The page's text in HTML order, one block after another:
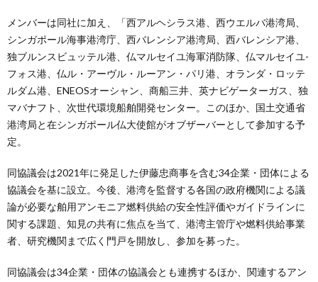
メンバーは同社に加え、「西アルヘシラス港、西ウエルバ港湾局、
シンガポール海事港湾庁、西バレンシア港湾局、西バレンシア港、
独ブルンスビュッテル港、仏マルセイユ海軍消防隊、仏マルセイユ-
フォス港、仏ル・アーヴル・ルーアン・パリ港、オランダ・ロッテ
ルダム港、ENEOSオーシャン、商船三井、英ナビゲーターガス、独
マバナフト、次世代環境船舶開発センター。このほか、国土交通省
港湾局と在シンガポール仏大使館がオブザーバーとして参加する予
定。
同協議会は2021年に発足した伊藤忠商事を含む34企業・団体による
協議会を基に設立。今後、港湾を監督する各国の政府機関による議
論が必要な舶用アンモニア燃料供給の安全性評価やガイドラインに
関する課題、知見の共有に焦点を当て、港湾主管庁や燃料供給事業
者、研究機関まで広く門戸を開放し、参加を募った。
同協議会は34企業・団体の協議会とも連携するほか、関連するアン